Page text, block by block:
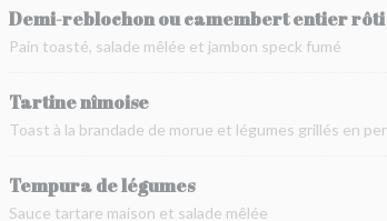
Demi-reblochon ou camembert entier rôti
Pain toasté, salade mêlée et jambon speck fumé
Tartine nîmoise
Toast à la brandade de morue et légumes grillés en
Tempura de légumes
Sauce tartare maison et salade mêlée